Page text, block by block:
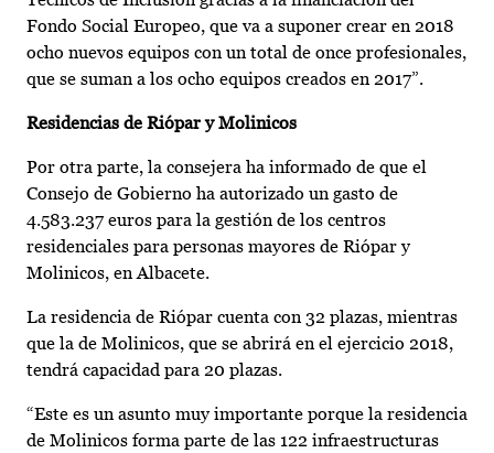
Fondo Social Europeo, que va a suponer crear en 2018
ocho nuevos equipos con un total de once profesionales,
que se suman a los ocho equipos creados en 2017”.
Residencias de Riópar y Molinicos
Por otra parte, la consejera ha informado de que el
Consejo de Gobierno ha autorizado un gasto de
4.583.237 euros para la gestión de los centros
residenciales para personas mayores de Riópar y
Molinicos, en Albacete.
La residencia de Riópar cuenta con 32 plazas, mientras
que la de Molinicos, que se abrirá en el ejercicio 2018,
tendrá capacidad para 20 plazas.
“Este es un asunto muy importante porque la residencia
de Molinicos forma parte de las 122 infraestructuras